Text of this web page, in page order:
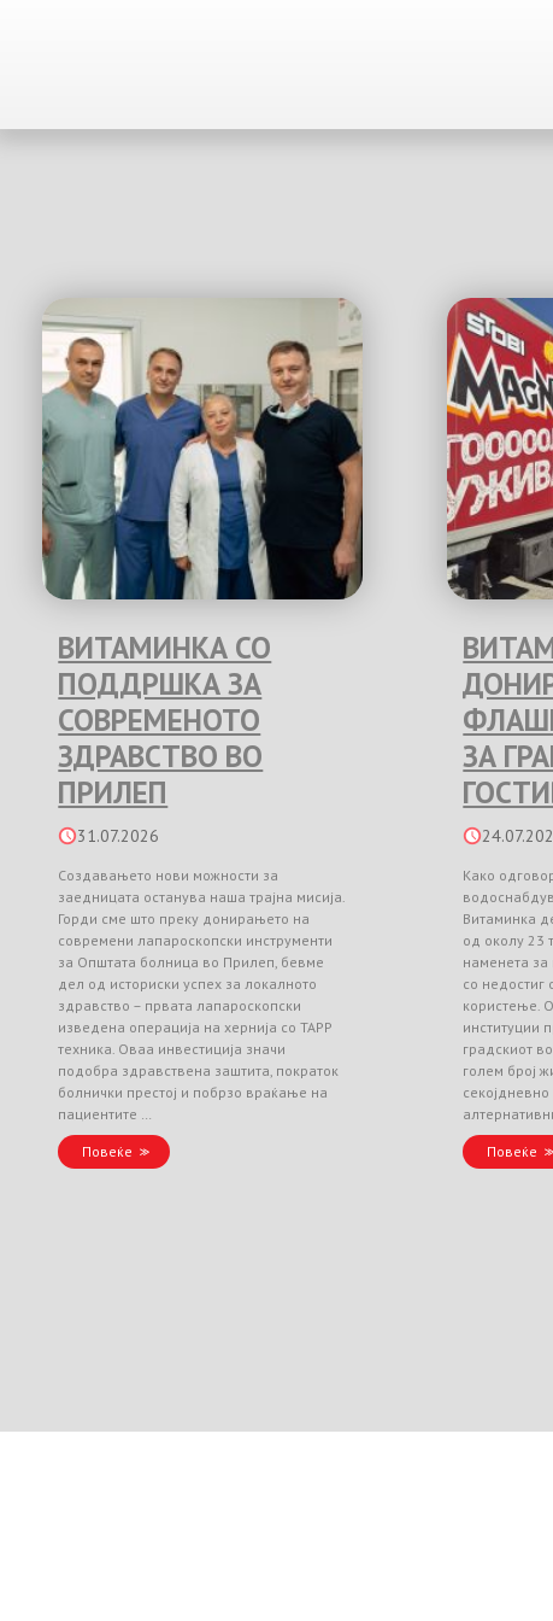
ВИТАМИНКА СО
ПОДДРШКА ЗА
СОВРЕМЕНОТО
ЗДРАВСТВО ВО
ПРИЛЕП
31.07.2026
Создавањето нови можности за
заедницата останува наша трајна мисија.
Горди сме што преку донирањето на
современи лапароскопски инструменти
за Општата болница во Прилеп, бевме
дел од историски успех за локалното
здравство – првата лапароскопски
изведена операција на хернија со TAPP
техника. Оваа инвестиција значи
подобра здравствена заштита, пократок
болнички престој и побрзо враќање на
пациентите …
Повеќе
ЗА
Како
Витаминка
од околу 23
наменета за
со
користење.
институции
градскиот
голем број
Повеќе